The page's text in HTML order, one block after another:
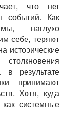
что нет
событий. Как
наглухо
себе, теряют
исторические
результате
принимают
Хотя, куда
системные